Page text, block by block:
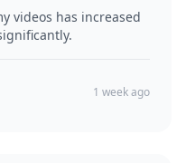
videos has increased
1 week ago